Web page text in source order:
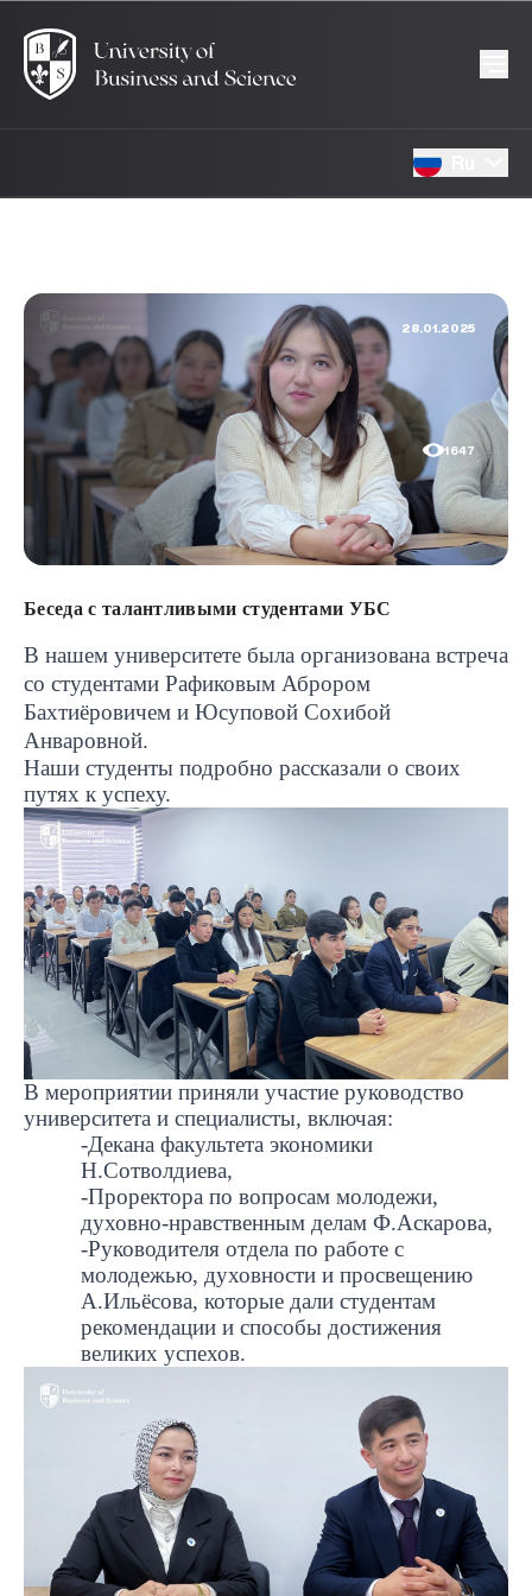
28.01.2025
1647
Беседа с талантливыми студентами УБС
В нашем университете была организована встреча
со студентами Рафиковым Аброром
Бахтиёровичем и Юсуповой Сохибой
Анваровной.
Наши студенты подробно рассказали о своих
путях к успеху.
В мероприятии приняли участие руководство
университета и специалисты, включая:
-Декана факультета экономики
Н.Сотволдиева,
-Проректора по вопросам молодежи,
духовно-нравственным делам Ф.Аскарова,
-Руководителя отдела по работе с
молодежью, духовности и просвещению
А.Ильёсова, которые дали студентам
рекомендации и способы достижения
великих успехов.